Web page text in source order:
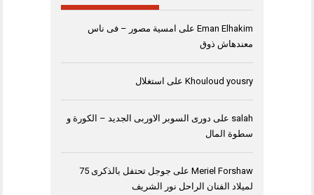
Eman Elhakim على امسية مصور – فى ناس
معندهاش ذوق
Khouloud yousry على استغلال
salah على دورى السوبر الاوربى الجديد – الكورة و
سطوة المال
Meriel Forshaw على
جوجل تحتفل بالذكرى 75
لميلاد الفنان الراحل نور الشريف